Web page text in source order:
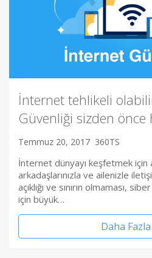
İnternet tehlikeli
Güvenliği sizden önce
Temmuz 20, 2017 360TS
İnternet dünyayı keşfetmek için
arkadaşlarınızla ve ailenizle
açıklığı ve sınırın olmaması,
için büyük…
Daha